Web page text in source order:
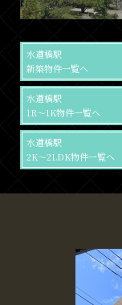
水道橋駅
新築物件一覧へ
水道橋駅
1R～1K物件一覧へ
水道橋駅
2K～2LDK物件一覧へ